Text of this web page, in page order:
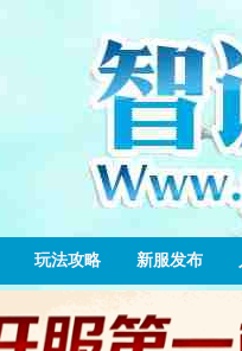
玩法攻略 新服发布